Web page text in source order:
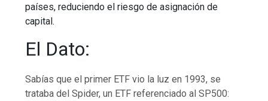
países, reduciendo el riesgo de asignación de
capital.
El Dato:
Sabías que el primer ETF vio la luz en 1993, se
trataba del Spider, un ETF referenciado al SP500: